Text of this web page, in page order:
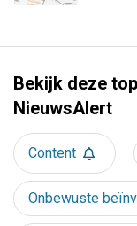
Bekijk deze
NieuwsAlert
Content
Onbewuste